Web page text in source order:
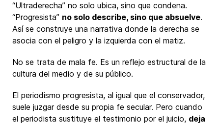
“Ultraderecha” no solo ubica, sino que condena.
“Progresista” no solo describe, sino que absuelve.
Así se construye una narrativa donde la derecha se
asocia con el peligro y la izquierda con el matiz.
No se trata de mala fe. Es un reflejo estructural de la
cultura del medio y de su público.
El periodismo progresista, al igual que el conservador,
suele juzgar desde su propia fe secular. Pero cuando
el periodista sustituye el testimonio por el juicio, deja